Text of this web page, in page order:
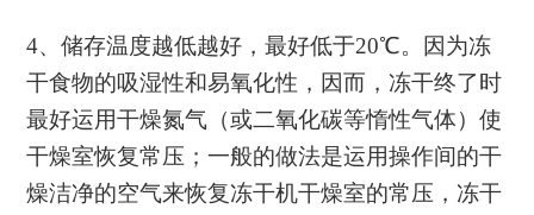
4、储存温度越低越好，最好低于20℃。因为冻
干食物的吸湿性和易氧化性，因而，冻干终了时
最好运用干燥氮气（或二氧化碳等惰性气体）使
干燥室恢复常压；一般的做法是运用操作间的干
燥洁净的空气来恢复冻干机干燥室的常压，冻干